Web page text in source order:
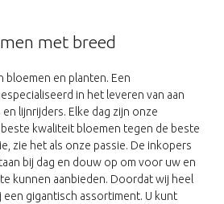
met breed
bloemen en planten. Een
in het leveren van aan
lijnrijders. Elke dag zijn onze
kwaliteit bloemen tegen de beste
zie het als onze passie. De inkopers
bij dag en douw op om voor uw en
kunnen aanbieden. Doordat wij heel
gigantisch assortiment. U kunt